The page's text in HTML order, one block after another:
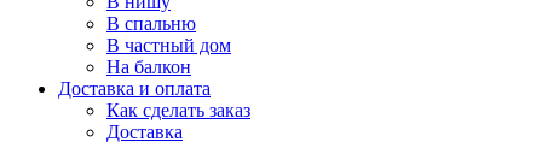
В спальню
В частный дом
На балкон
Доставка и оплата
Как сделать заказ
Доставка